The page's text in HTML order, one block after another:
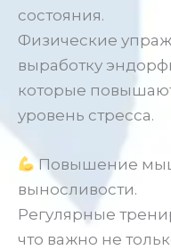
состояния.
Физические
выработку
которые
уровень стресса.
Повышение
выносливости.
Регулярные
что важно не